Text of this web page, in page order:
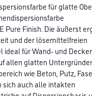
für glatte
Pure Finish. Die äußerst
und der lösemittelfreien
ideal für Wand- und
allen glatten
wie Beton, Putz,
sich auch alle intakten